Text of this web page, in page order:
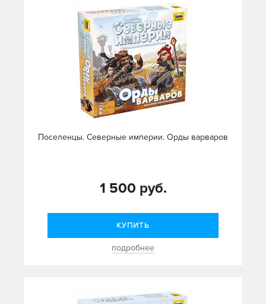
Поселенцы. Северные империи. Орды варваров
1 500 руб.
КУПИТЬ
подробнее